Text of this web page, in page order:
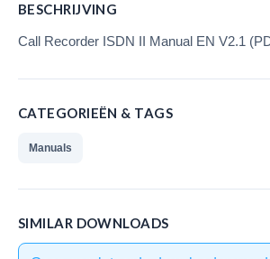
V-Mic Audio Recorder
België
BESCHRIJVING
Call Recorder ISDN II Manual EN V2.1
CATEGORIEËN & TAGS
Manuals
SIMILAR DOWNLOADS